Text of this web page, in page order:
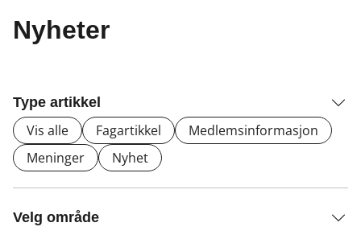
Nyheter
Type artikkel
Vis alle Fagartikkel
Medlemsinformasjon
Meninger
Nyhet
Velg område